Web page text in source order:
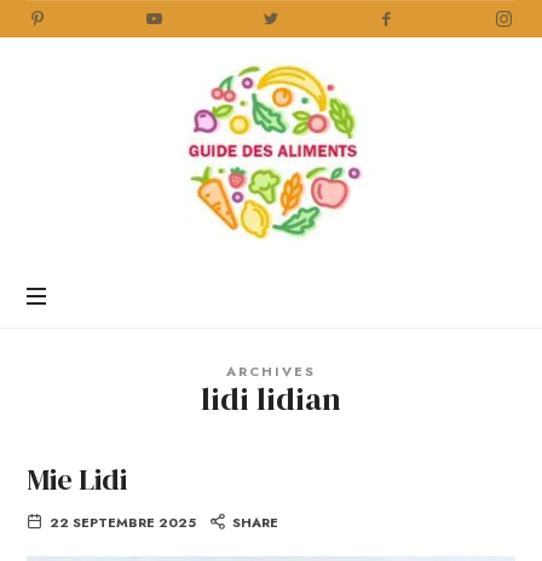
Aliments
ARCHIVES
lidi lidian
Mie Lidi
22 SEPTEMBRE 2025 SHARE